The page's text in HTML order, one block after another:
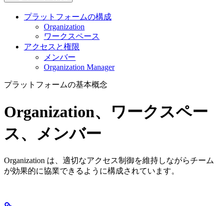
プラットフォームの構成
Organization
ワークスペース
アクセスと権限
メンバー
Organization Manager
プラットフォームの基本概念
Organization、ワークスペー
ス、メンバー
Organization は、適切なアクセス制御を維持しながらチーム
が効果的に協業できるように構成されています。